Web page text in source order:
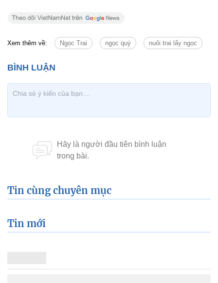
Xem thêm về: Ngọc Trai ngọc quý nuôi trai lấy ngọc
Tin cùng chuyên mục
Tin mới